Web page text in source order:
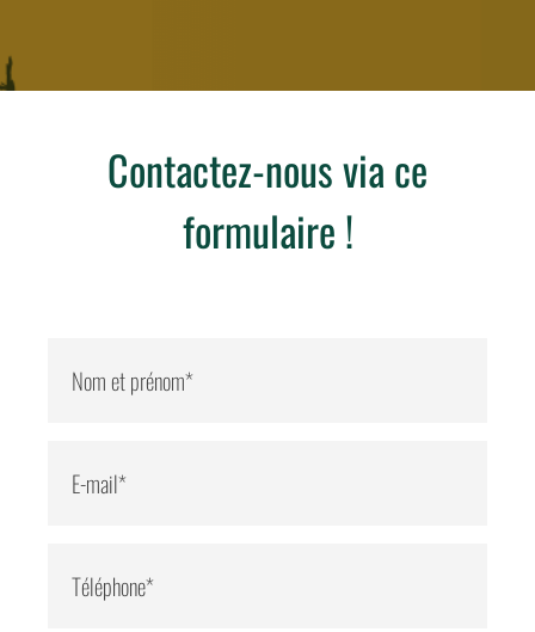
Contactez-nous via ce
formulaire !
Nom et prénom*
E-mail*
Téléphone*